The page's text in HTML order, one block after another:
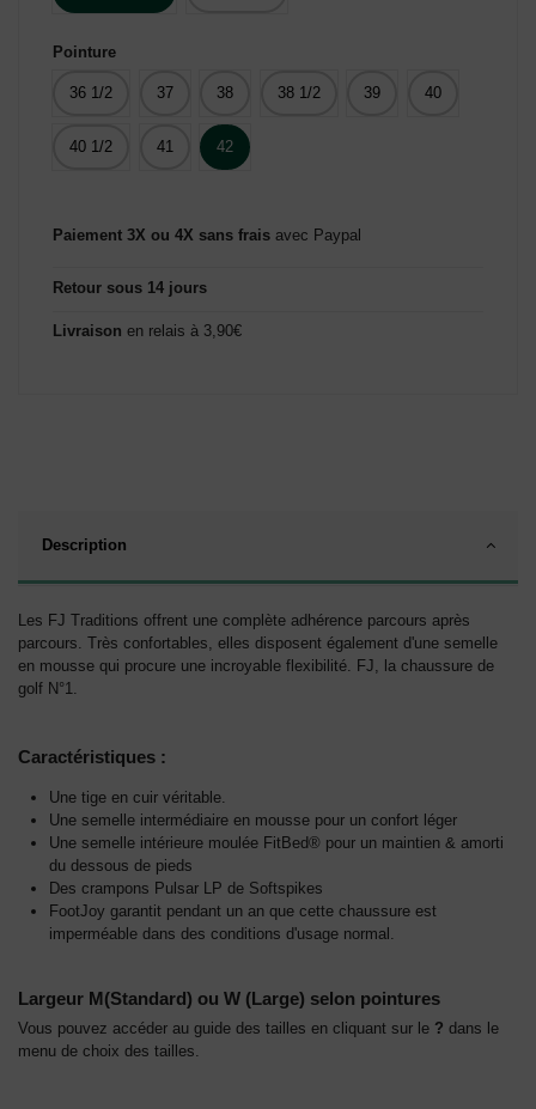
Pointure
36 1/2 37 38 38 1/2 39 40
40 1/2 41 42
Paiement 3X ou 4X sans frais avec Paypal
Retour sous 14 jours
Livraison en relais à 3,90€
Description
Les FJ Traditions offrent une complète adhérence parcours après
parcours. Très confortables, elles disposent également d'une semelle
en mousse qui procure une incroyable flexibilité. FJ, la chaussure de
golf N°1.
Caractéristiques :
Une tige en cuir véritable.
Une semelle intermédiaire en mousse pour un confort léger
Une semelle intérieure moulée FitBed® pour un maintien & amorti
du dessous de pieds
Des crampons Pulsar LP de Softspikes
FootJoy garantit pendant un an que cette chaussure est
imperméable dans des conditions d'usage normal.
Largeur M(Standard) ou W (Large) selon pointures
Vous pouvez accéder au guide des tailles en cliquant sur le ? dans le
menu de choix des tailles.